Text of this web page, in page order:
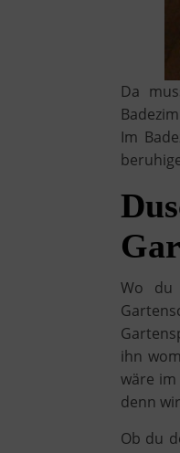
Da
Im
Wo du
ihn
wäre im
denn
Ob du